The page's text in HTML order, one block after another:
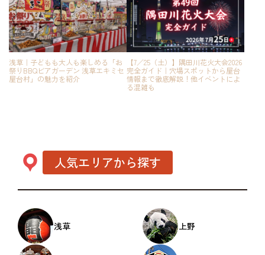
浅草｜子どもも大人も楽しめる「お
祭りBBQビアガーデン 浅草エキミセ
屋台村」の魅力を紹介
【7／25（土）】隅田川花火大会2026
完全ガイド｜穴場スポットから屋台
情報まで徹底解説！他イベントによ
る混雑も
人気エリアから探す
浅草 上野